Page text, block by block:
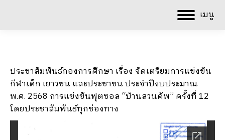
เมนู
ประชาสัมพันธ์กองการศึกษา เรื่อง จัดเตรียมการแข่งขัน
กีฬาเด็ก เยาวชน และประชาชน ประจำปีงบประมาณ
พ.ศ. 2568 การแข่งขันฟุตซอล “บ้านสวนคัพ” ครั้งที่ 12
โดยประชาสัมพันธ์ทุกช่องทาง